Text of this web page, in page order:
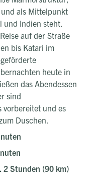
als Mittelpunkt
Indien steht.
auf der Straße
bis Katari im
heute in
das Abendessen
sind
vorbereitet und es
Duschen.
2 Stunden (90 km)